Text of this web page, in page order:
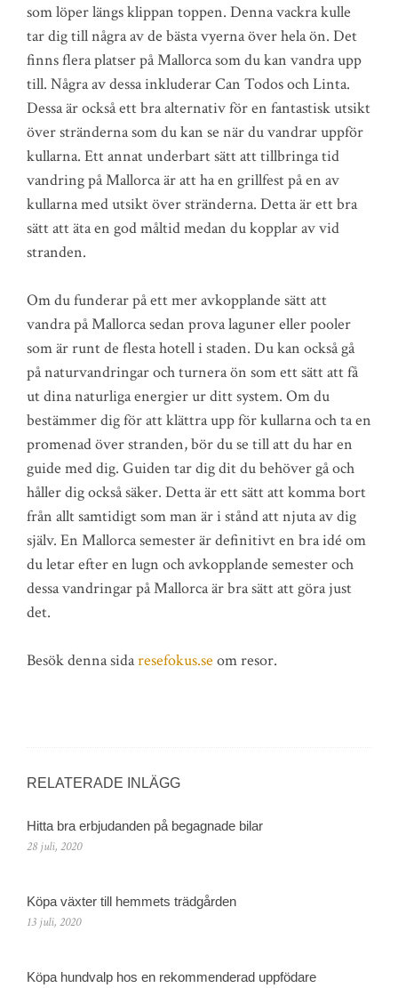
som löper längs klippan toppen. Denna vackra kulle
tar dig till några av de bästa vyerna över hela ön. Det
finns flera platser på Mallorca som du kan vandra upp
till. Några av dessa inkluderar Can Todos och Linta.
Dessa är också ett bra alternativ för en fantastisk utsikt
över stränderna som du kan se när du vandrar uppför
kullarna. Ett annat underbart sätt att tillbringa tid
vandring på Mallorca är att ha en grillfest på en av
kullarna med utsikt över stränderna. Detta är ett bra
sätt att äta en god måltid medan du kopplar av vid
stranden.
Om du funderar på ett mer avkopplande sätt att
vandra på Mallorca sedan prova laguner eller pooler
som är runt de flesta hotell i staden. Du kan också gå
på naturvandringar och turnera ön som ett sätt att få
ut dina naturliga energier ur ditt system. Om du
bestämmer dig för att klättra upp för kullarna och ta en
promenad över stranden, bör du se till att du har en
guide med dig. Guiden tar dig dit du behöver gå och
håller dig också säker. Detta är ett sätt att komma bort
från allt samtidigt som man är i stånd att njuta av dig
själv. En Mallorca semester är definitivt en bra idé om
du letar efter en lugn och avkopplande semester och
dessa vandringar på Mallorca är bra sätt att göra just
det.
Besök denna sidaresefokus.se om resor.
RELATERADE INLÄGG
Hitta bra erbjudanden på begagnade bilar
28 juli, 2020
Köpa växter till hemmets trädgården
13 juli, 2020
Köpa hundvalp hos en rekommenderad uppfödare